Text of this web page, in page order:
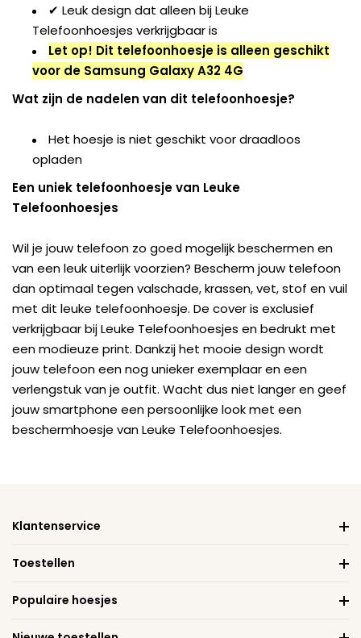
✔ Leuk design dat alleen bij Leuke
Telefoonhoesjes verkrijgbaar is
Let op! Dit telefoonhoesje is alleen geschikt
voor de Samsung Galaxy A32 4G
Wat zijn de nadelen van dit telefoonhoesje?
Het hoesje is niet geschikt voor draadloos
opladen
Een uniek telefoonhoesje van Leuke
Telefoonhoesjes
Wil je jouw telefoon zo goed mogelijk beschermen en
van een leuk uiterlijk voorzien? Bescherm jouw telefoon
dan optimaal tegen valschade, krassen, vet, stof en vuil
met dit leuke telefoonhoesje. De cover is exclusief
verkrijgbaar bij Leuke Telefoonhoesjes en bedrukt met
een modieuze print. Dankzij het mooie design wordt
jouw telefoon een nog unieker exemplaar en een
verlengstuk van je outfit. Wacht dus niet langer en geef
jouw smartphone een persoonlijke look met een
beschermhoesje van Leuke Telefoonhoesjes.
Klantenservice
Toestellen
Populaire hoesjes